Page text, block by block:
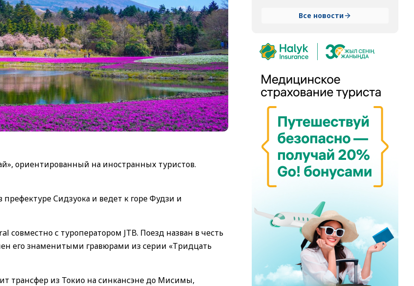
ориентированный на иностранных туристов.
Сидзуока и ведет к горе Фудзи и
с туроператором JTB. Поезд назван в честь
его знаменитыми гравюрами из серии «Тридцать
трансфер из Токио на синкансэне до Мисимы,
Все новости